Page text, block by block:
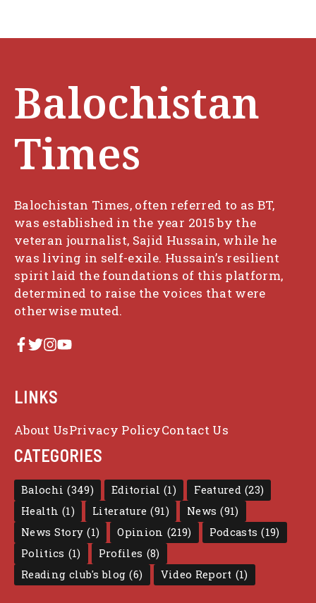
o
o
k
p
p
Balochistan
Times
Balochistan Times, often referred to as BT,
was established in the year 2015 by the
veteran journalist, Sajid Hussain, while he
was living in self-exile. Hussain’s resilient
spirit laid the foundations of this platform,
determined to raise the voices that were
otherwise muted.
LINKS
About UsPrivacy PolicyContact Us
CATEGORIES
Balochi (349) Editorial (1) Featured (23)
Health (1) Literature (91) News (91)
News Story (1) Opinion (219) Podcasts (19)
Politics (1) Profiles (8)
Reading club's blog (6) Video Report (1)